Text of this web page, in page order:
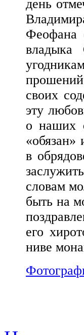
день
Феофана
владыка
своих
эту
о наших
в
словам
быть на
его
ниве